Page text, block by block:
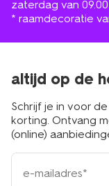
zaterdag van
* raamdecoratie
altijd op de
Schrijf je in voor
korting. Ontvang
(online)
e-
mailadres